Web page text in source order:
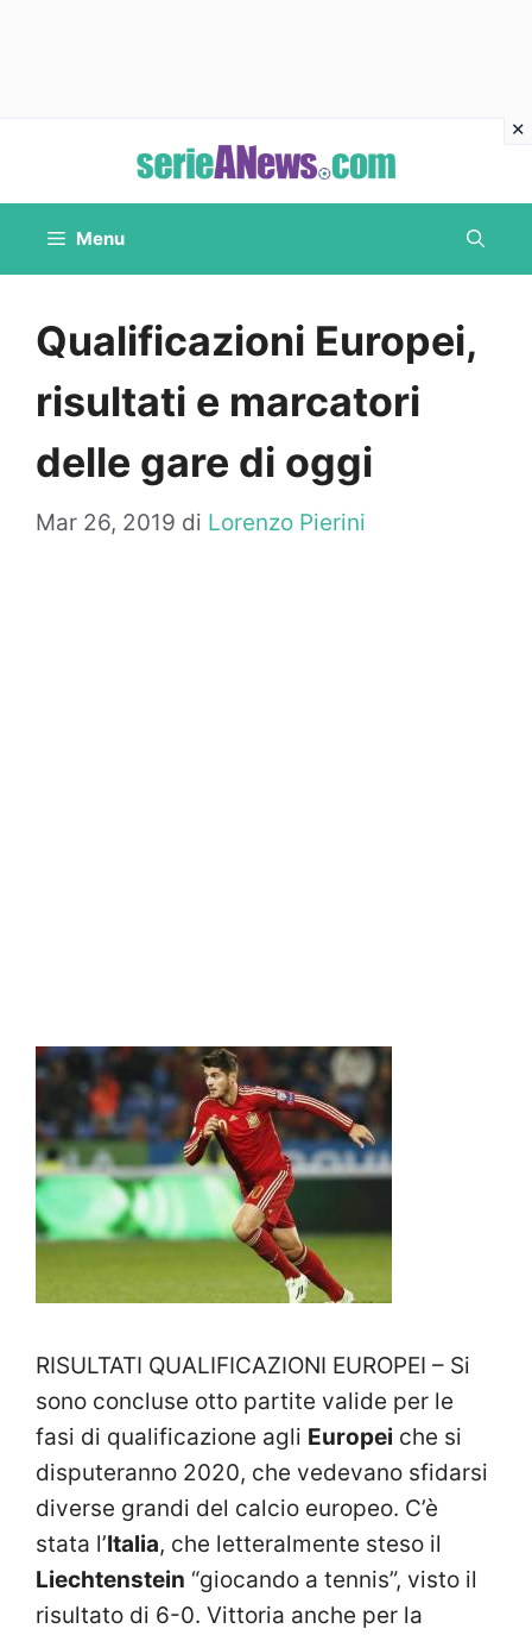
contenuto
Menu
Qualificazioni Europei,
risultati e marcatori
delle gare di oggi
Mar 26, 2019 di Lorenzo Pierini
RISULTATI QUALIFICAZIONI EUROPEI – Si
sono concluse otto partite valide per le
fasi di qualificazione agli Europei che si
disputeranno 2020, che vedevano sfidarsi
diverse grandi del calcio europeo. C’è
stata l’Italia, che letteralmente steso il
Liechtenstein “giocando a tennis”, visto il
risultato di 6-0. Vittoria anche per la